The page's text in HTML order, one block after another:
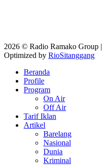
2026 © Radio Ramako Group |
Optimized by RioSitanggang
Beranda
Profile
Program
On Air
Off Air
Tarif Iklan
Artikel
Barelang
Nasional
Dunia
Kriminal